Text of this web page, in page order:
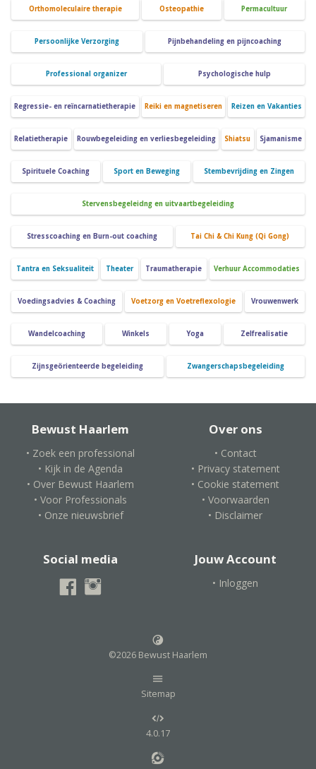
Orthomoleculaire therapie Osteopathie Permacultuur
Persoonlijke Verzorging Pijnbehandeling en pijncoaching
Professional organizer Psychologische hulp
Regressie- en reïncarnatietherapie Reiki en magnetiseren Reizen en Vakanties
Relatietherapie Rouwbegeleiding en verliesbegeleiding Shiatsu Sjamanisme
Spirituele Coaching Sport en Beweging Stembevrijding en Zingen
Stervensbegeleidng en uitvaartbegeleiding
Stresscoaching en Burn-out coaching Tai Chi & Chi Kung (Qi Gong)
Tantra en Seksualiteit Theater Traumatherapie Verhuur Accommodaties
Voedingsadvies & Coaching Voetzorg en Voetreflexologie Vrouwenwerk
Wandelcoaching Winkels Yoga Zelfrealisatie
Zijnsgeörienteerde begeleiding Zwangerschapsbegeleiding
Bewust Haarlem
• Zoek een professional
• Kijk in de Agenda
• Over Bewust Haarlem
• Voor Professionals
• Onze nieuwsbrief
Over ons
• Contact
• Privacy statement
• Cookie statement
• Voorwaarden
• Disclaimer
Social media Jouw Account
• Inloggen
©2026 Bewust Haarlem
Sitemap
4.0.17